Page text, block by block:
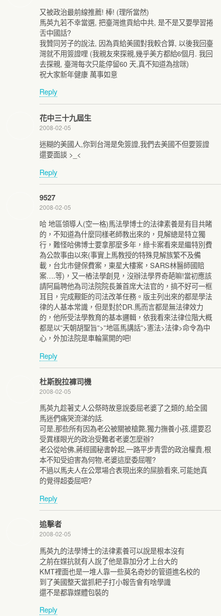
又被政治最前線推薦! 棒! (理所當然)
馬英九若不幸當選, 把臺灣進貢給中共, 是不是又要學習捲
舌中國話?
我贊同芳子的說法, 因為貢給美國對我較合算, 以後我回臺
灣就不用簽證哩 (我親友來探親,幾乎美方都給6個月. 我回
去探親, 臺灣每次只能停留60 天,真不知道為捨咪)
祝大家新年健康 萬事如意
Reply
花中三十九屆生
2008-02-05
迷糊的美國人,你到台灣是免簽證,我們去美國不但要簽證
還要面談 >_<
Reply
9527
2008-02-05
哈 地區領導人(空一格)馬法學博士的法律素養是有目共睹
的，不知道為什麼同樣老師教出來的，見解總是特立獨
行，難怪哈佛博士要拿那麼多年，綠卡案看來是繼特別費
為公款事由以來(事實上馬教授的特殊見解族繁不及備
載，台北市健保費案，東星大樓案，SARS林醫師國賠
案….等)，又一樁法學創見，沒辦法學界奇葩嘛!當初應該
請阿扁聘他為司法院院長兼首席大法官的，搞不好可一框
耳目，完成艱鉅的司法改革任務。版主列出來的都是學法
律的人基本常識，但是對於DR.馬而言都是無法律效力
的，他所受法學教育的基本邏輯，依我看來法律位階大概
都是以”天朝胡聖旨”>”地區馬講話”>憲法>法律>命令為中
心，外加法院是車輪黨開的吧!
Reply
杜斯脫拉褲司機
2008-02-05
馬英九趁著丈人公祭時故意說委屈老婆了之類的,給全國
馬迷們痛哭流涕的話.
可是,那些所有因為老公被關被槍斃,獨力撫養小孩,還要忍
受異樣眼光的政治受難者老婆怎麼辦?
老公從哈佛,蔣經國秘書幹起,一路平步青雲的政治權貴,根
本不知受迫害為何物,老婆這麼委屈喔?
不過以馬夫人在公眾場合表現出來的屎臉看來,可能她真
的覺得超委屈吧?
Reply
追擊者
2008-02-05
馬英九的法學博士的法律素養可以說是根本沒有
之前在媒抗就有人說了他是靠加分才上台大的
KMT裡面也是一堆人靠一些莫名奇妙的管道進名校的
到了美國整天當抓耙子打小報告會有啥學識
還不是都靠媒體包裝的
Reply